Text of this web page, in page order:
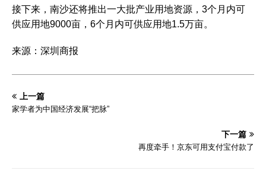
接下来，南沙还将推出一大批产业用地资源，3个月内可
供应用地9000亩，6个月内可供应用地1.5万亩。
来源：深圳商报
上一篇
家学者为中国经济发展“把脉”
下一篇
再度牵手！京东可用支付宝付款了